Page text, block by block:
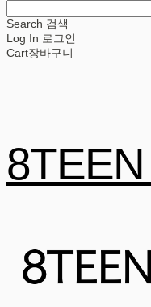
Search 검색
Log In 로그인
Cart장바구니